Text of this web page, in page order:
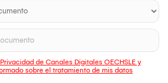
de Canales Digitales OECHSLE y
sobre el tratamiento de mis datos